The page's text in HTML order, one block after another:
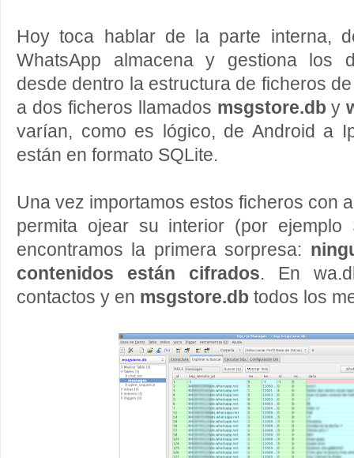
Hoy toca hablar de la parte interna,
WhatsApp almacena y gestiona los
desde dentro la estructura de ficheros
a dos ficheros llamados msgstore.db y
varían, como es lógico, de Android a
están en formato SQLite.
Una vez importamos estos ficheros con
permita ojear su interior (por ejemplo
encontramos la primera sorpresa:
contenidos están cifrados. En
contactos y en msgstore.db todos los